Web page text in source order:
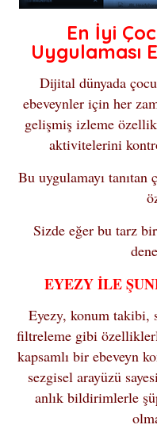
En İyi
Uygulaması
Dijital dünyada
ebeveynler için her
gelişmiş izleme
aktivitelerini
Bu uygulamayı
Sizde eğer bu tarz
EYEZY İLE
Eyezy, konum takibi,
filtreleme gibi
kapsamlı bir ebeveyn
sezgisel arayüzü
anlık bildirimlerle